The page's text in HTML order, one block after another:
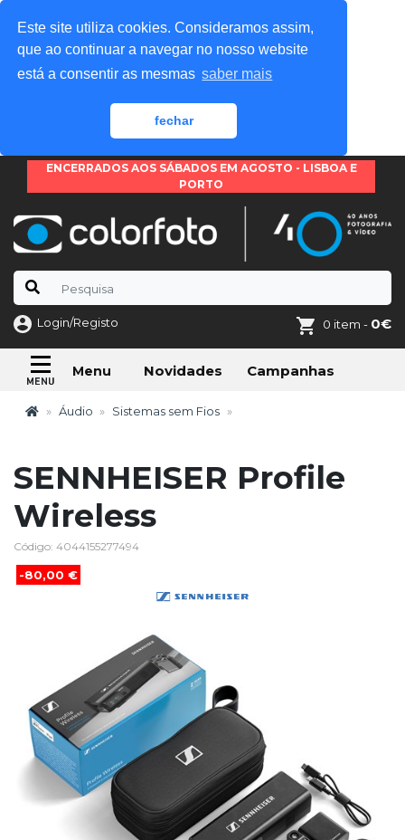
Este site utiliza cookies. Consideramos assim,
que ao continuar a navegar no nosso website
está a consentir as mesmas saber mais
fechar
ENCERRADOS AOS SÁBADOS EM AGOSTO - LISBOA E
PORTO
Login/Registo 0 item - 0€
Menu Novidades Campanhas
Áudio Sistemas sem Fios
SENNHEISER Profile
Wireless
Código: 4044155277494
-80,00 €